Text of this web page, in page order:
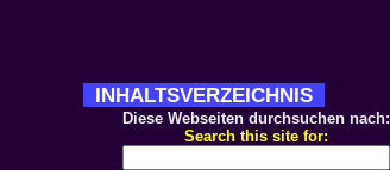
INHALTSVERZEICHNIS
Diese Webseiten durchsuchen nach:
Search this site for: